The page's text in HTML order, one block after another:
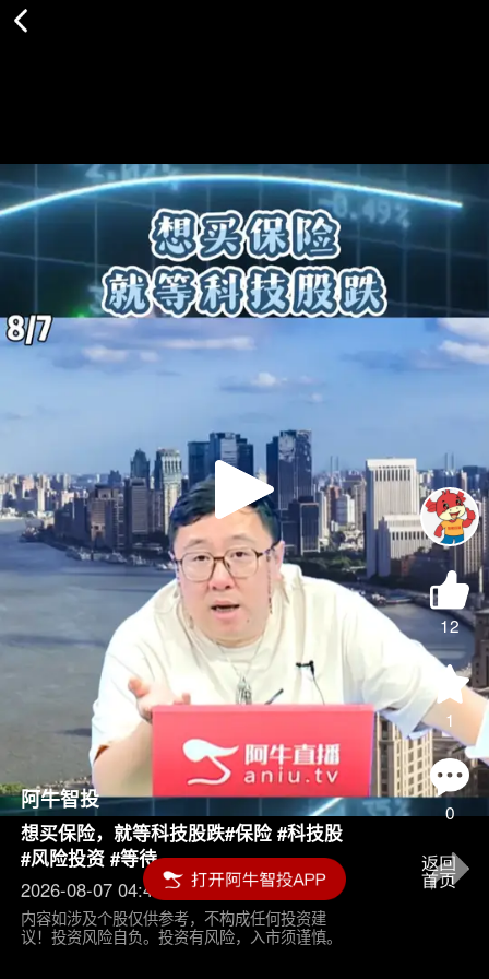
Play
Video
12
1
0
阿牛智投
想买保险，就等科技股跌#保险 #科技股
#风险投资 #等待
2026-08-07 04:45
内容如涉及个股仅供参考，不构成任何投资建
议！投资风险自负。投资有风险，入市须谨慎。